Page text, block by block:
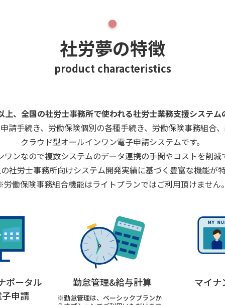
社労夢の特徴
product characteristics
上、全国の社労士事務所で使われる社労士業務支援システム
請手続き、労働保険個別の各種手続き、労働保険事務組合
クラウド型オールインワン電子申請システムです。
ワンなので複数システムのデータ連携の手間やコストを削減
社労士事務所向けシステム開発実績に基づく豊富な機能が
働保険事務組合機能はライトプランではご利用頂けません
ポータル
申請
勤怠管理&給与計算
※勤怠管理は、ベーシックプランか
マイナ